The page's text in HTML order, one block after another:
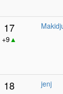
17
+9▲
18 jenj